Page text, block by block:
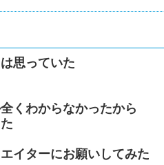
思っていた
くわからなかったから
イターにお願いしてみた